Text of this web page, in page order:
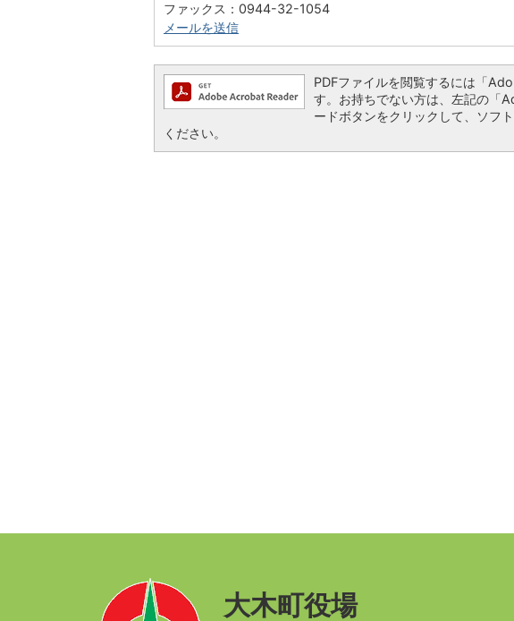
ファックス：0944-32-1054
メールを送信
PDFファイルを閲覧するには「
す。お持ちでない方は、左記の「
ードボタンをクリックして、ソフ
ください。
大木町役場